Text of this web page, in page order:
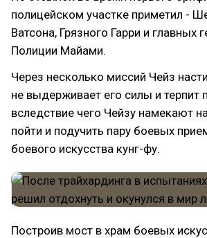
полицейском участке приметил -
Ватсона, Грязного Гарри и главных
Полиции Майами.
Через несколько миссий Чейз
не выдерживает его силы и терпит
вследствие чего Чейзу намекают
пойти и подучить пару боевых
боевого искусства кунг-фу.
Построив мост в храм боевых